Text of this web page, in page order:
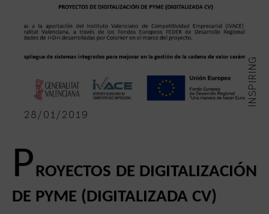
INSPIRING
28/01/2019
PROYECTOS DE DIGITALIZACIÓN
DE PYME (DIGITALIZADA CV)